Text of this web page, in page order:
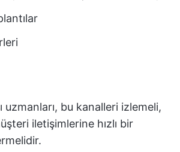
uzmanları, bu kanalleri izlemeli,
iletişimlerine hızlı bir